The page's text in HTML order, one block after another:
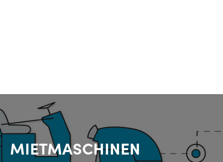
MIETMASCHINEN